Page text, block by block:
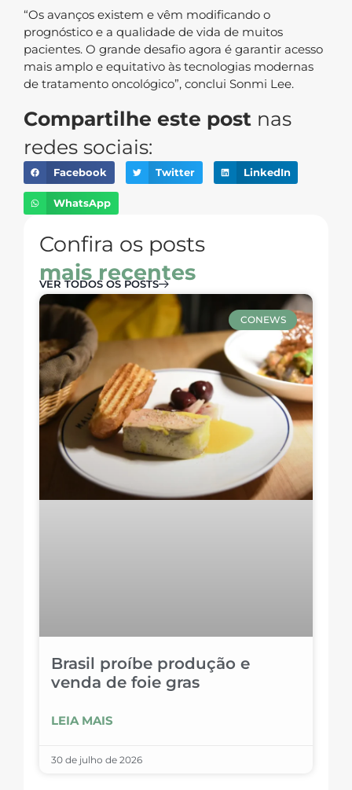
“Os avanços existem e vêm modificando o
prognóstico e a qualidade de vida de muitos
pacientes. O grande desafio agora é garantir acesso
mais amplo e equitativo às tecnologias modernas
de tratamento oncológico”, conclui Sonmi Lee.
Compartilhe este post nas
redes sociais:
Facebook Twitter LinkedIn
WhatsApp
Confira os posts
mais recentes
VER TODOS OS POSTS
CONEWS
Brasil proíbe produção e
venda de foie gras
LEIA MAIS
30 de julho de 2026